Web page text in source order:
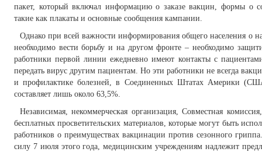
пакет, который включал информацию о заказе вакцин, формы о
такие как плакаты и основные сообщения кампании.
Однако при всей важности информирования общего населения о
необходимо вести борьбу и на другом фронте – необходимо
работники первой линии ежедневно имеют контакты с
передать вирус другим пациентам. Но эти работники не всегда
и профилактике болезней, в Соединенных Штатах Америки
составляет лишь около 63,5%.
Независимая, некоммерческая организация, Совместная
бесплатных просветительских материалов, которые могут быть
работников о преимуществах вакцинации против сезонного
силу 7 июля этого года, медицинским учреждениям надлежит